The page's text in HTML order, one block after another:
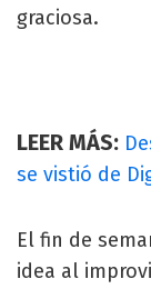
graciosa.
LEER MÁS:
se vistió de
El fin de
idea al